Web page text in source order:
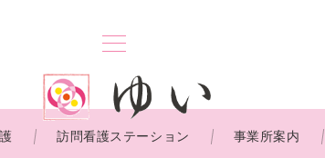
訪問看護ステーション 事業所案内